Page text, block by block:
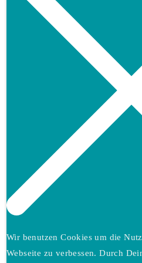
Wir benutzen Cookies um die
Webseite zu verbessen. Durch